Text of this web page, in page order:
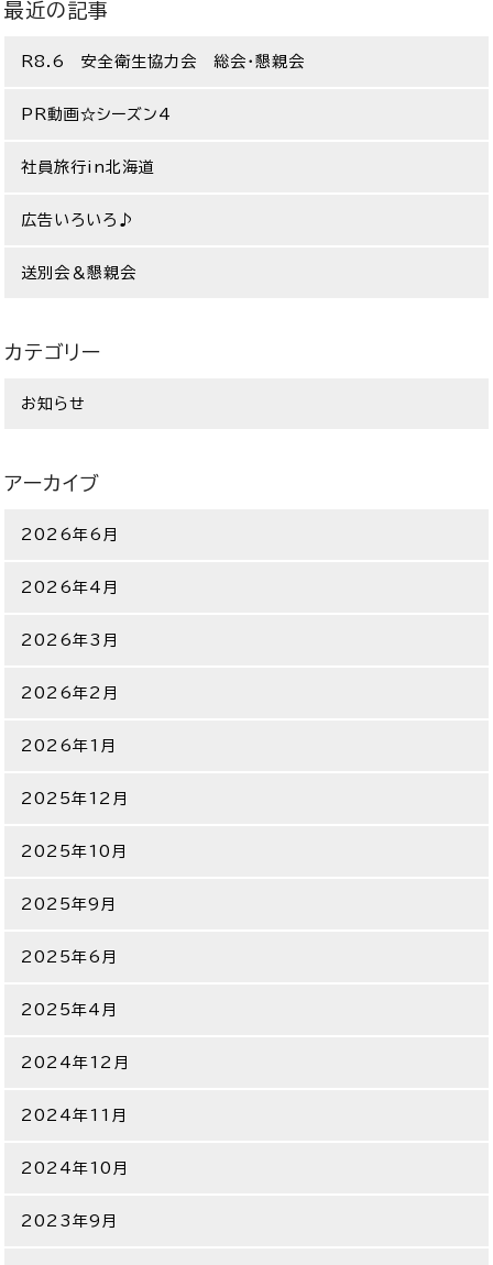
最近の記事
R8.6 安全衛生協力会 総会・懇親会
PR動画☆シーズン4
社員旅行in北海道
広告いろいろ♪
送別会＆懇親会
カテゴリー
お知らせ
アーカイブ
2026年6月
2026年4月
2026年3月
2026年2月
2026年1月
2025年12月
2025年10月
2025年9月
2025年6月
2025年4月
2024年12月
2024年11月
2024年10月
2023年9月